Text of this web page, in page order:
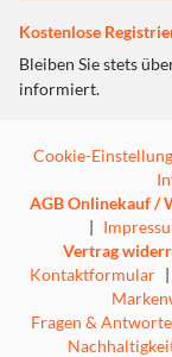
Kostenlose
Bleiben Sie stets
informiert.
Cookie-
AGB Onlinekauf /
|
Vertrag
Kontaktformular |
Fragen &